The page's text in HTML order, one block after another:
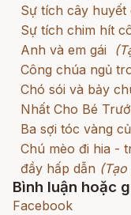
Sự tích cây huyết
Sự tích chim hít
Anh và em gái
Công chúa ngủ
Chó sói và bảy
Nhất Cho Bé
Ba sợi tóc vàng
Chú mèo đi hia -
đầy hấp dẫn
Bình luận hoặc
Facebook